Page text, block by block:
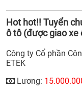
Hot hot!! Tuyển
ô tô (được giao xe
Công ty Cổ phần
ETEK
Lương: